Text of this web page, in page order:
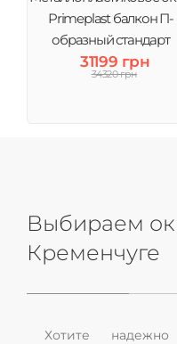
Primeplast балкон П-
образный стандарт
31199 грн
34320 грн
Выбираем
Кременчуге
Хотите